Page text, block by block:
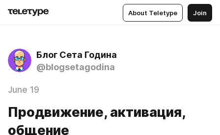
About Teletype Join
Блог Сета Година
@blogsetagodina
June 19
Продвижение, активация,
общение